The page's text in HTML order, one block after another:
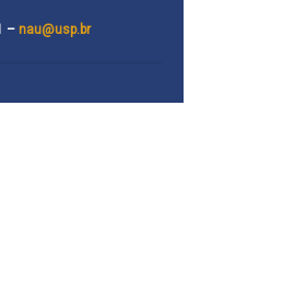
– nau@usp.br